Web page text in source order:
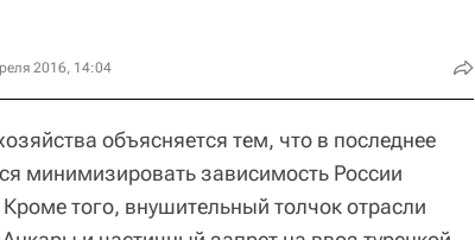
2016, 14:04
объясняется тем, что в последнее
минимизировать зависимость России
того, внушительный толчок отрасли